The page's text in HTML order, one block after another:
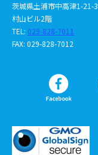
茨城県土浦市中高津1-21-3
村山ビル2階
TEL: 029-828-7011
FAX: 029-828-7012